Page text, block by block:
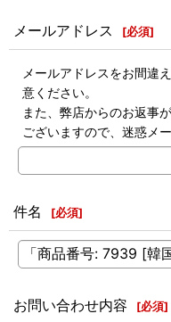
メールアドレス [必須]
メールアドレスをお間違
意ください。
また、弊店からのお返事
ございますので、迷惑メ
件名 [必須]
お問い合わせ内容 [必須]